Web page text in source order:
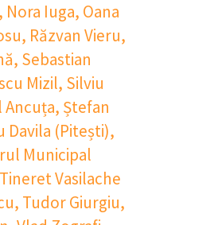
, Nora Iuga, Oana
, Răzvan Vieru,
, Sebastian
Mizil, Silviu
Ancuța, Ștefan
Davila (Pitești),
Municipal
Vasilache
, Tudor Giurgiu,